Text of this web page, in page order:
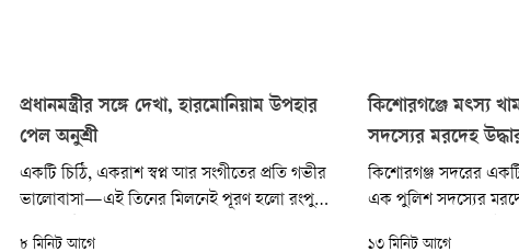
প্রধানমন্ত্রীর সঙ্গে দেখা, হারমোনিয়াম উপহার
পেল অনুশ্রী
একটি চিঠি, একরাশ স্বপ্ন আর সংগীতের প্রতি গভীর
ভালোবাসা—এই তিনের মিলনেই পূরণ হলো রংপুরের
৮ মিনিট আগে
কিশোরগঞ্জে মৎস্য
সদস্যের মরদেহ
কিশোরগঞ্জ সদরের
এক পুলিশ সদস্যের
১৩ মিনিট আগে